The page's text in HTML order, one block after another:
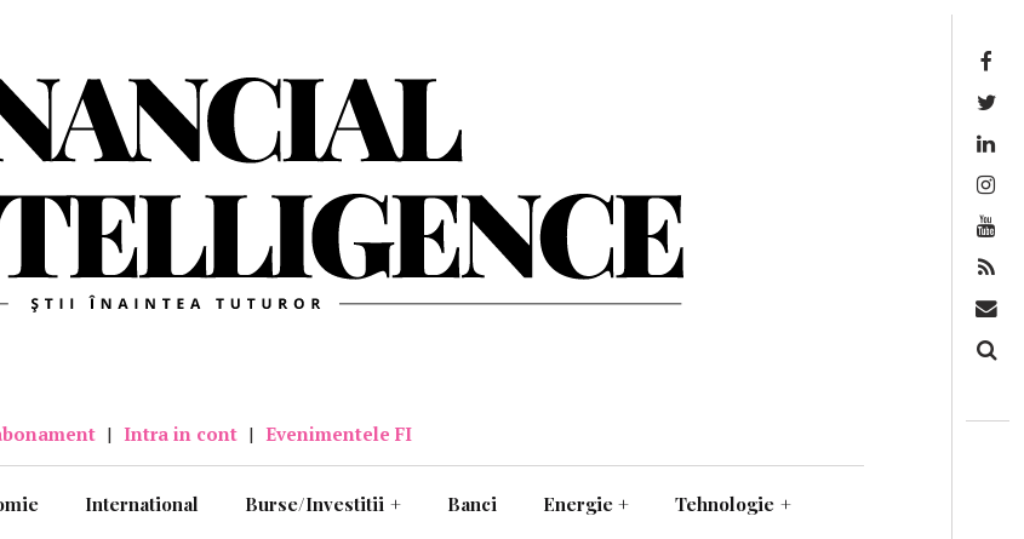
| Intra in cont | Evenimentele FI
International Burse/Investitii + Banci Energie + Tehnologie +